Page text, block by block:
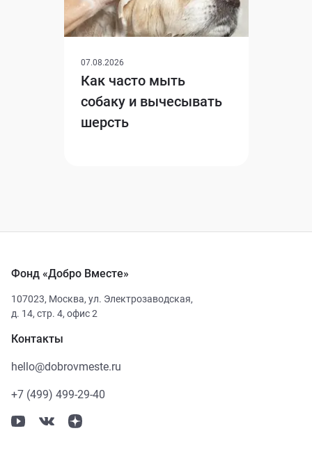
07.08.2026
Как часто мыть
собаку и вычесывать
шерсть
Фонд «Добро Вместе»
107023, Москва, ул. Электрозаводская,
д. 14, стр. 4, офис 2
Контакты
hello@dobrovmeste.ru
+7 (499) 499-29-40